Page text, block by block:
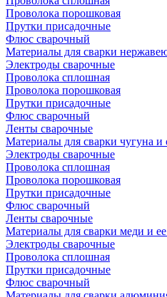
Проволока порошковая
Прутки присадочные
Флюс сварочный
Материалы для сварки
Электроды сварочные
Проволока сплошная
Проволока порошковая
Прутки присадочные
Флюс сварочный
Ленты сварочные
Материалы для сварки чугуна и
Электроды сварочные
Проволока сплошная
Проволока порошковая
Прутки присадочные
Флюс сварочный
Ленты сварочные
Материалы для сварки меди и
Электроды сварочные
Проволока сплошная
Прутки присадочные
Флюс сварочный